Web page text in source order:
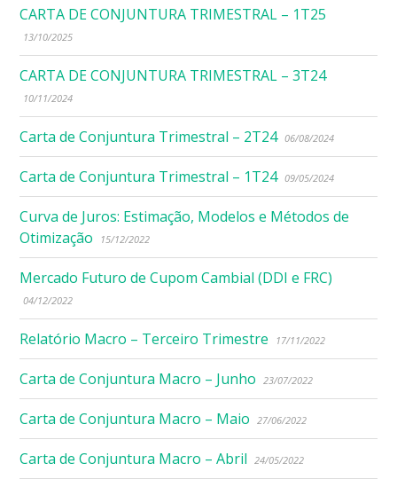
CARTA DE CONJUNTURA TRIMESTRAL – 1T25
13/10/2025
CARTA DE CONJUNTURA TRIMESTRAL – 3T24
10/11/2024
Carta de Conjuntura Trimestral – 2T24 06/08/2024
Carta de Conjuntura Trimestral – 1T24 09/05/2024
Curva de Juros: Estimação, Modelos e Métodos de
Otimização
15/12/2022
Mercado Futuro de Cupom Cambial (DDI e FRC)
04/12/2022
Relatório Macro – Terceiro Trimestre 17/11/2022
Carta de Conjuntura Macro – Junho 23/07/2022
Carta de Conjuntura Macro – Maio 27/06/2022
Carta de Conjuntura Macro – Abril 24/05/2022